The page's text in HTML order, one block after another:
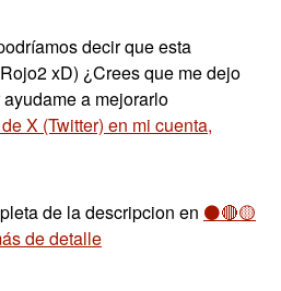
decir que esta
xD) ¿Crees que me dejo
a mejorarlo
X (Twitter) en mi cuenta,
de la descripcion en ⚫🔴🟡
de detalle